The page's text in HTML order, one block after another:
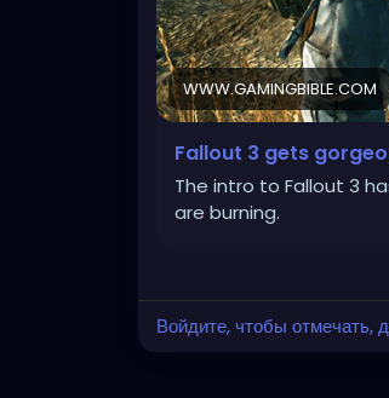
WWW.GAMINGBIBLE.COM
Fallout 3 gets
The intro to Fallout 3
are burning.
Войдите, чтобы отмечать,